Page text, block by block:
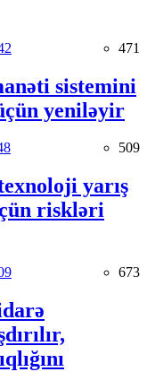
471
sistemini
yeniləyir
509
yarış
riskləri
673